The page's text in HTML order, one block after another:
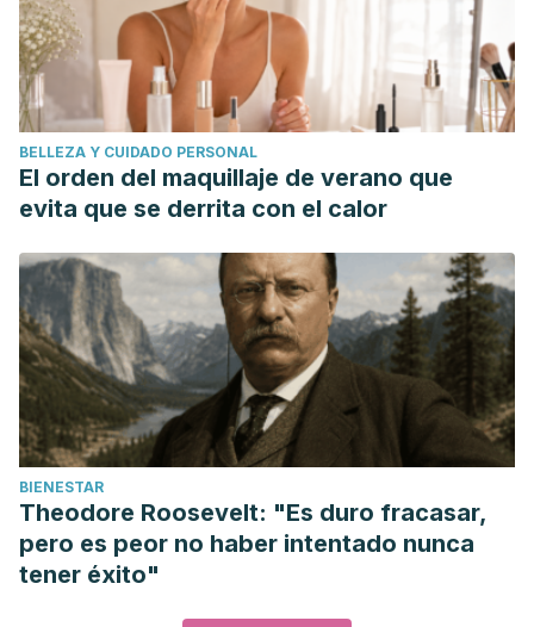
BELLEZA Y CUIDADO PERSONAL
El orden del maquillaje de verano que
evita que se derrita con el calor
BIENESTAR
Theodore Roosevelt: "Es duro fracasar,
pero es peor no haber intentado nunca
tener éxito"